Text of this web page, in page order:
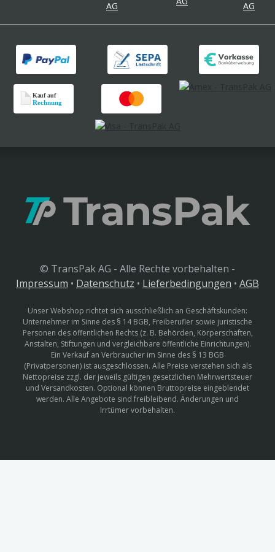
© TransPak AG - Alle Rechte vorbehalten -
Impressum • Datenschutz • Lieferbedingungen • AGB
Unser Webshop richtet sich ausschließlich an Geschäftskunden:
Unternehmer im Sinne des § 14 BGB, Freiberufler sowie juristische
Personen des öffentlichen Rechts (z. B. Behörden, Körperschaften,
Anstalten, Stiftungen und vergleichbare öffentliche Einrichtungen).
Ein Verkauf an Verbraucher im Sinne des § 13 BGB
(Privatpersonen) ist ausgeschlossen. Alle Preise verstehen sich als
Nettopreise zzgl. der jeweils gültigen gesetzlichen Mehrwertsteuer
und Versandkosten. Optional können Bruttopreise eingeblendet
werden. Alle Angebote sind freibleibend. Änderungen und
Irrtümer vorbehalten.